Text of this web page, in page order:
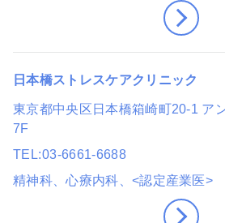
日本橋ストレスケアクリニック
東京都中央区日本橋箱崎町20-1 ア
7F
TEL 03-6661-6688
精神科、心療内科 、<認定産業医>